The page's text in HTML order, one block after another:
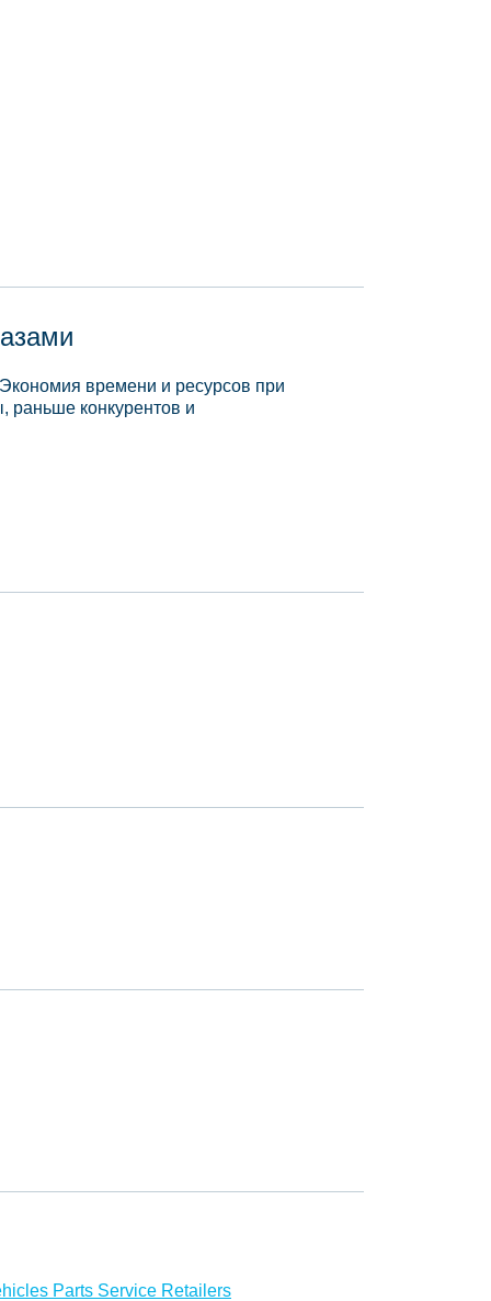
времени и ресурсов при
раньше конкурентов и
Parts Service Retailers